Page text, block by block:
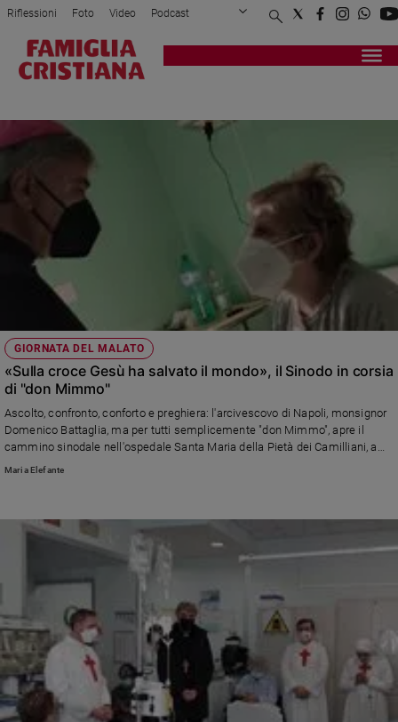
Attualità
Politica
Sport
Interviste
Papa
Papa
Chiesa
Chiesa
Fede
Santi
fede
del
giorno
Santo
del
Riflessioni Foto Video Podcast
Privacy Policy Chi siamo
Registrati Redazione
GIORNATA DEL MALATO
«Sulla croce Gesù ha salvato il mondo», il Sinodo in corsia
di "don Mimmo"
Ascolto, confronto, conforto e preghiera: l'arcivescovo di Napoli, monsignor
Domenico Battaglia, ma per tutti semplicemente "don Mimmo", apre il
cammino sinodale nell'ospedale Santa Maria della Pietà dei Camilliani, a
Casoria.
Maria Elefante